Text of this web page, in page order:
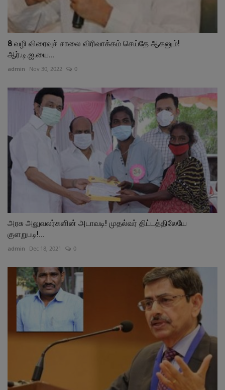
8 வழி விரைவுச் சாலை விரிவாக்கம் செய்தே ஆகனும்!
ஆர்.டி.ஐ.யை...
admin Nov 30, 2022 0
அரசு அலுவலர்களின் அடாவடி! முதல்வர் திட்டத்திலேயே
குளறுபடி!...
admin Dec 18, 2021 0